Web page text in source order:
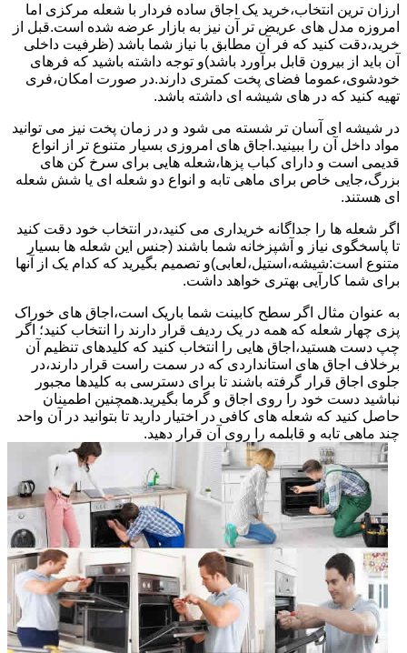
ارزان ترین انتخاب،خرید یک اجاق ساده فردار با شعله مرکزی اما
امروزه مدل های عریض تر آن نیز به بازار عرضه شده است.قبل از
خرید،دقت کنید که فر آن مطابق با نیاز شما باشد (ظرفیت داخلی
آن باید از بیرون قابل برآورد باشد)و توجه داشته باشید که فرهای
خودشوی،عموما فضای پخت کمتری دارند.در صورت امکان،فری
تهیه کنید که در های شیشه ای داشته باشد.
در شیشه ای آسان تر شسته می شود و در زمان پخت نیز می توانید
مواد داخل آن را ببینید.اجاق های امروزی بسیار متنوع تر از انواع
قدیمی است و دارای کباب پزها،شعله هایی برای سرخ کن های
بزرگ،جایی خاص برای ماهی تابه و انواع دو شعله ای یا شش شعله
ای هستند.
اگر شعله ها را جداگانه خریداری می کنید،در انتخاب خود دقت کنید
تا پاسخگوی نیاز و آشپزخانه شما باشند (جنس این شعله ها بسیار
متنوع است:شیشه،استیل،لعابی)و تصمیم بگیرید که کدام یک از آنها
برای شما کارآیی بهتری خواهد داشت.
به عنوان مثال اگر سطح کابینت شما باریک است،اجاق های خوراک
پزی چهار شعله که همه در یک ردیف قرار دارند را انتخاب کنید؛ اگر
چپ دست هستید،اجاق هایی را انتخاب کنید که کلیدهای تنظیم آن
برخلاف اجاق های استانداردی که در سمت راست قرار دارند،در
جلوی اجاق قرار گرفته باشند تا برای دسترسی به کلیدها مجبور
نباشید دست خود را روی اجاق و گرما بگیرید.همچنین اطمینان
حاصل کنید که شعله های کافی در اختیار دارید تا بتوانید در آن واحد
چند ماهی تابه و قابلمه را روی آن قرار دهید.